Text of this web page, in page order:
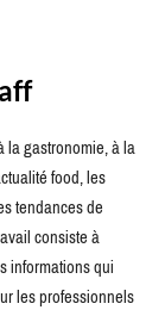
la gastronomie, à la
food, les
tendances de
consiste à
informations qui
les professionnels